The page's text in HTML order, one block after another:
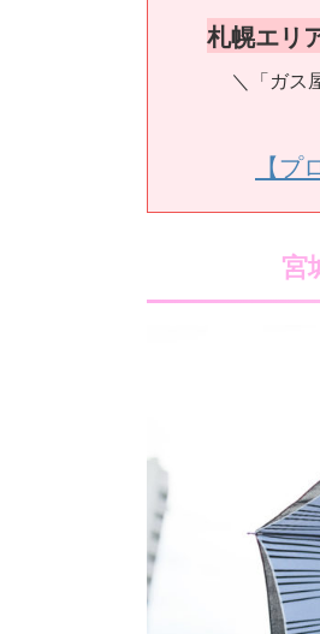
札幌エリ
＼「ガス
【
宮